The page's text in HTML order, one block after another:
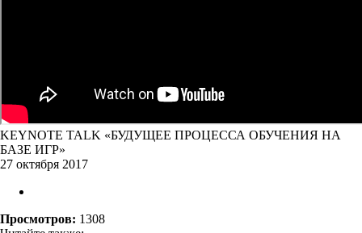
KEYNOTE TALK «БУДУЩЕЕ ПРОЦЕССА ОБУЧЕНИЯ НА
БАЗЕ ИГР»
27 октября 2017
Просмотров: 1308